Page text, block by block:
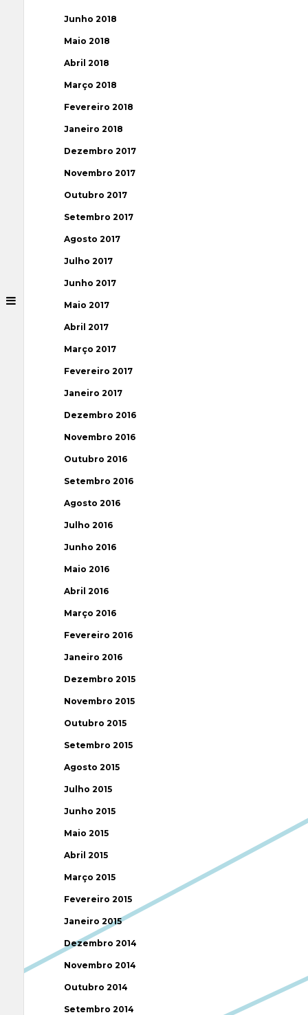
Junho 2018
Maio 2018
Abril 2018
Março 2018
Fevereiro 2018
Janeiro 2018
Dezembro 2017
Novembro 2017
Outubro 2017
Setembro 2017
Agosto 2017
Julho 2017
Junho 2017
Maio 2017
Abril 2017
Março 2017
Fevereiro 2017
Janeiro 2017
Dezembro 2016
Novembro 2016
Outubro 2016
Setembro 2016
Agosto 2016
Julho 2016
Junho 2016
Maio 2016
Abril 2016
Março 2016
Fevereiro 2016
Janeiro 2016
Dezembro 2015
Novembro 2015
Outubro 2015
Setembro 2015
Agosto 2015
Julho 2015
Junho 2015
Maio 2015
Abril 2015
Março 2015
Fevereiro 2015
Janeiro 2015
Dezembro 2014
Novembro 2014
Outubro 2014
Setembro 2014